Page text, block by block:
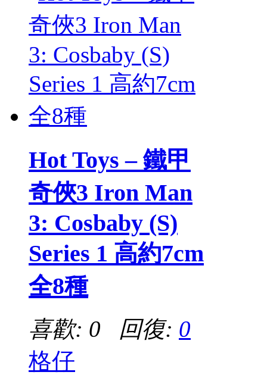
Hot Toys – 鐵甲
奇俠3 Iron Man
3: Cosbaby (S)
Series 1 高約7cm
全8種
喜歡: 0 回復: 0
格仔